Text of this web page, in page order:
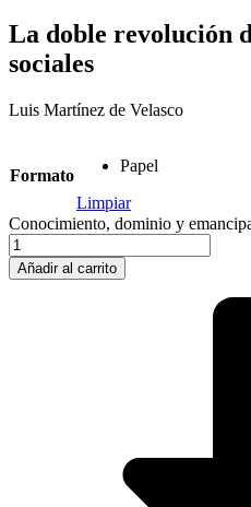
La doble revolución
sociales
Luis Martínez de Velasco
Formato
Papel
Limpiar
Conocimiento, dominio y
Añadir al carrito